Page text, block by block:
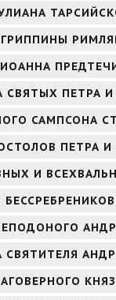
СВЯТЫХ ПЕТРА
САМПСОНА
ПЕТРА И
И
СВЯТИТЕЛЯ